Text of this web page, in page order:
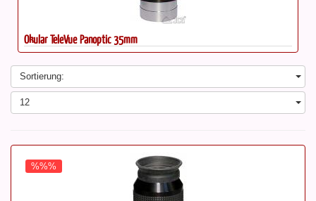
Okular TeleVue Panoptic 35mm
Sortierung:
12
%%%